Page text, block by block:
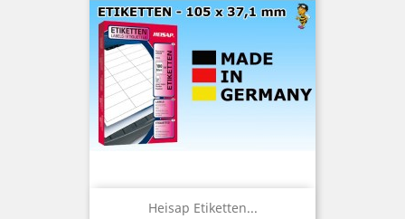
Heisap Etiketten...